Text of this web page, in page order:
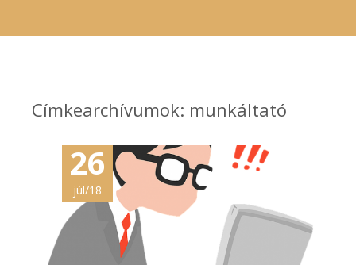
Címkearchívumok: munkáltató
26
júl/18